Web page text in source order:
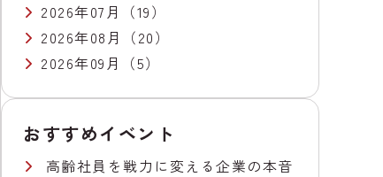
2026年07月
（19）
2026年08月
（20）
2026年09月
（5）
おすすめイベント
高齢社員を戦力に変える企業の本音